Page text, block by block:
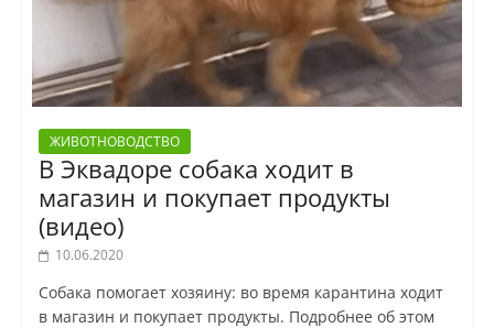
ЖИВОТНОВОДСТВО
В Эквадоре собака ходит в
магазин и покупает продукты
(видео)
10.06.2020
Собака помогает хозяину: во время карантина ходит
в магазин и покупает продукты. Подробнее об этом